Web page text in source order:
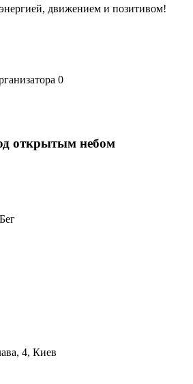
движением и позитивом!
0
открытым небом
4, Киев